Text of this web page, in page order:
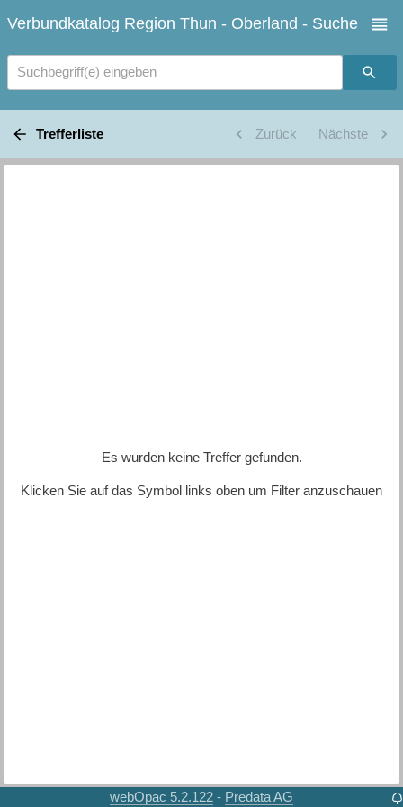
Verbundkatalog Region Thun - Oberland - Suche
Suchbegriff(e) eingeben
Trefferliste Zurück Nächste
Es wurden keine Treffer gefunden.
Klicken Sie auf das Symbol links oben um Filter anzuschauen
webOpac 5.2.122 - Predata AG